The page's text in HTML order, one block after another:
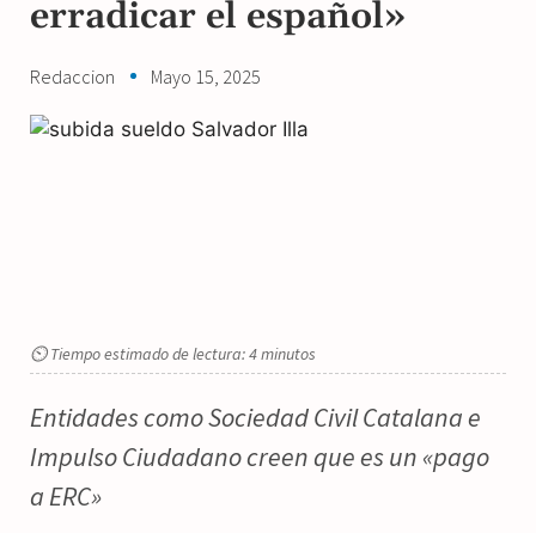
erradicar el español»
Redaccion Mayo 15, 2025
⏲ Tiempo estimado de lectura: 4 minutos
Entidades como Sociedad Civil Catalana e
Impulso Ciudadano creen que es un «pago
a ERC»